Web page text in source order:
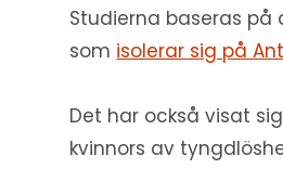
Studierna baseras
som isolerar sig på
Det har också visat
kvinnors av